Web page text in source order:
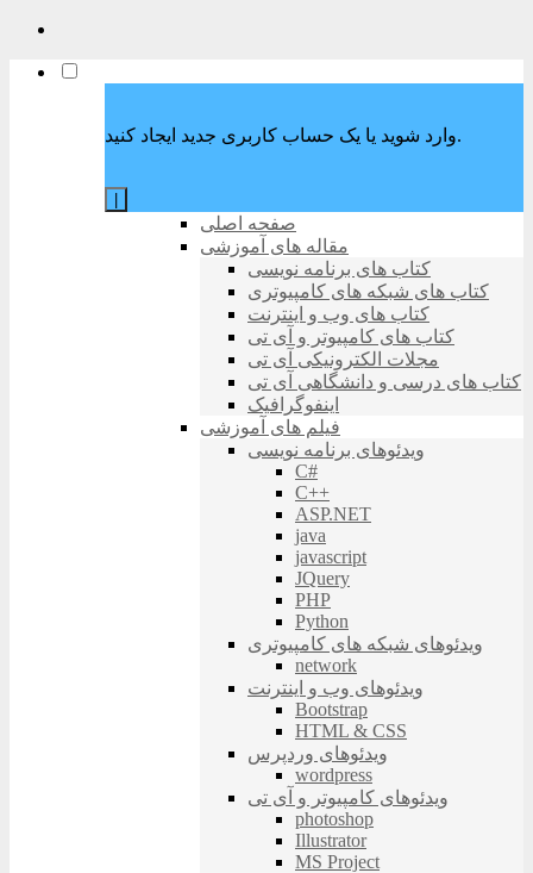
وارد شوید یا یک حساب کاربری جدید ایجاد کنید.
صفحه اصلی
مقاله های آموزشی
کتاب های برنامه نویسی
کتاب های شبکه های کامپیوتری
کتاب های وب و اینترنت
کتاب های کامپیوتر و آی تی
مجلات الکترونیکی آی تی
کتاب های درسی و دانشگاهی آی تی
اینفوگرافیک
فیلم های آموزشی
ویدئوهای برنامه نویسی
C#
C++
ASP.NET
java
javascript
JQuery
PHP
Python
ویدئوهای شبکه های کامپیوتری
network
ویدئوهای وب و اینترنت
Bootstrap
HTML & CSS
ویدئوهای وردپرس
wordpress
ویدئوهای کامپیوتر و آی تی
photoshop
Illustrator
MS Project